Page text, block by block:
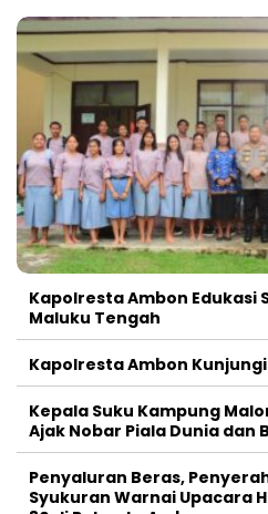
Kapolresta Ambon Edukasi
Maluku Tengah
Kapolresta Ambon
Kepala Suku Kampung
Ajak Nobar Piala Dunia dan
Penyaluran Beras,
Syukuran Warnai Upacara